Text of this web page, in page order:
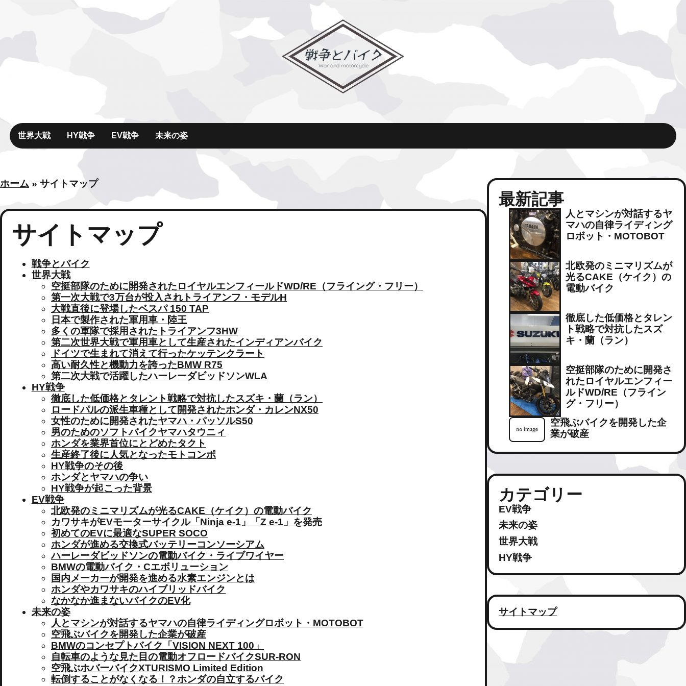
世界大戦 HY戦争 EV戦争 未来の姿
ホーム » サイトマップ
サイトマップ
戦争とバイク
世界大戦
空挺部隊のために開発されたロイヤルエンフィールドWD/RE（フライング・フリー）
第一次大戦で3万台が投入されトライアンフ・モデルH
大戦直後に登場したベスパ 150 TAP
日本で製作された軍用車・陸王
多くの軍隊で採用されたトライアンフ3HW
第二次世界大戦で軍用車として生産されたインディアンバイク
ドイツで生まれて消えて行ったケッテンクラート
高い耐久性と機動力を誇ったBMW R75
第二次大戦で活躍したハーレーダビッドソンWLA
HY戦争
徹底した低価格とタレント戦略で対抗したスズキ・蘭（ラン）
ロードパルの派生車種として開発されたホンダ・カレンNX50
女性のために開発されたヤマハ・パッソルS50
男のためのソフトバイクヤマハタウニィ
ホンダを業界首位にとどめたタクト
生産終了後に人気となったモトコンポ
HY戦争のその後
ホンダとヤマハの争い
HY戦争が起こった背景
EV戦争
北欧発のミニマリズムが光るCAKE（ケイク）の電動バイク
カワサキがEVモーターサイクル「Ninja e-1」「Z e-1」を発売
初めてのEVに最適なSUPER SOCO
ホンダが進める交換式バッテリーコンソーシアム
ハーレーダビッドソンの電動バイク・ライブワイヤー
BMWの電動バイク・Cエボリューション
国内メーカーが開発を進める水素エンジンとは
ホンダやカワサキのハイブリッドバイク
なかなか進まないバイクのEV化
未来の姿
人とマシンが対話するヤマハの自律ライディングロボット・MOTOBOT
空飛ぶバイクを開発した企業が破産
BMWのコンセプトバイク「VISION NEXT 100」
自転車のような見た目の電動オフロードバイクSUR-RON
空飛ぶホバーバイクXTURISMO Limited Edition
転倒することがなくなる！？ホンダの自立するバイク
最新記事
人とマシンが対話するヤ
マハの自律ライディング
ロボット・MOTOBOT
北欧発のミニマリズムが
光るCAKE（ケイク）の
電動バイク
徹底した低価格とタレン
ト戦略で対抗したスズ
キ・蘭（ラン）
空挺部隊のために開発さ
れたロイヤルエンフィー
ルドWD/RE（フライン
グ・フリー）
空飛ぶバイクを開発した企
業が破産
カテゴリー
EV戦争
未来の姿
世界大戦
HY戦争
サイトマップ